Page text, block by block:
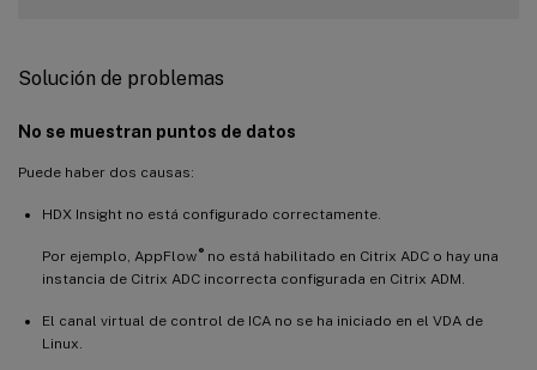
Solución de problemas
No se muestran puntos de datos
Puede haber dos causas:
HDX Insight no está configurado correctamente.
Por ejemplo, AppFlow ®no está habilitado en Citrix ADC o hay una
instancia de Citrix ADC incorrecta configurada en Citrix ADM.
El canal virtual de control de ICA no se ha iniciado en el VDA de
Linux.